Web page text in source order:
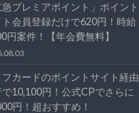
急プレミアポイント」ポイント
会員登録だけで620円！時給
円案件！【年会費無料】
フカードのポイントサイト経由
10,100円！公式CPでさらに
円！超おすすめ！